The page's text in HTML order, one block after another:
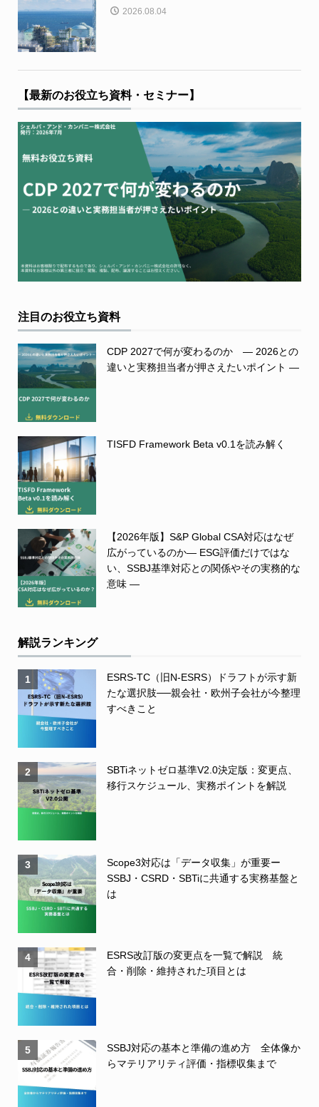
2026.08.04
【最新のお役立ち資料・セミナー】
注目のお役立ち資料
CDP 2027で何が変わるのか ― 2026との
違いと実務担当者が押さえたいポイント ―
TISFD Framework Beta v0.1を読み解く
【2026年版】S&P Global CSA対応はなぜ
広がっているのか― ESG評価だけではな
い、SSBJ基準対応との関係やその実務的な
意味 ―
解説ランキング
1
ESRS-TC（旧N-ESRS）ドラフトが示す新
たな選択肢──親会社・欧州子会社が今整理
すべきこと
2
SBTiネットゼロ基準V2.0決定版：変更点、
移行スケジュール、実務ポイントを解説
3
Scope3対応は「データ収集」が重要ー
SSBJ・CSRD・SBTiに共通する実務基盤と
は
4
ESRS改訂版の変更点を一覧で解説 統
合・削除・維持された項目とは
5
SSBJ対応の基本と準備の進め方 全体像か
らマテリアリティ評価・指標収集まで